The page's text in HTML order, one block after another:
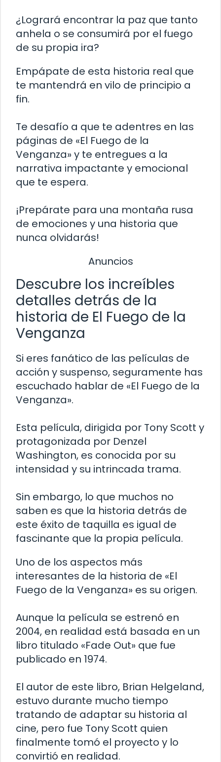
¿Logrará encontrar la paz que tanto
anhela o se consumirá por el fuego
de su propia ira?
Empápate de esta historia real que
te mantendrá en vilo de principio a
fin.
Te desafío a que te adentres en las
páginas de «El Fuego de la
Venganza» y te entregues a la
narrativa impactante y emocional
que te espera.
¡Prepárate para una montaña rusa
de emociones y una historia que
nunca olvidarás!
Anuncios
Descubre los increíbles
detalles detrás de la
historia de El Fuego de la
Venganza
Si eres fanático de las películas de
acción y suspenso, seguramente has
escuchado hablar de «El Fuego de la
Venganza».
Esta película, dirigida por Tony Scott y
protagonizada por Denzel
Washington, es conocida por su
intensidad y su intrincada trama.
Sin embargo, lo que muchos no
saben es que la historia detrás de
este éxito de taquilla es igual de
fascinante que la propia película.
Uno de los aspectos más
interesantes de la historia de «El
Fuego de la Venganza» es su origen.
Aunque la película se estrenó en
2004, en realidad está basada en un
libro titulado «Fade Out» que fue
publicado en 1974.
El autor de este libro, Brian Helgeland,
estuvo durante mucho tiempo
tratando de adaptar su historia al
cine, pero fue Tony Scott quien
finalmente tomó el proyecto y lo
convirtió en realidad.